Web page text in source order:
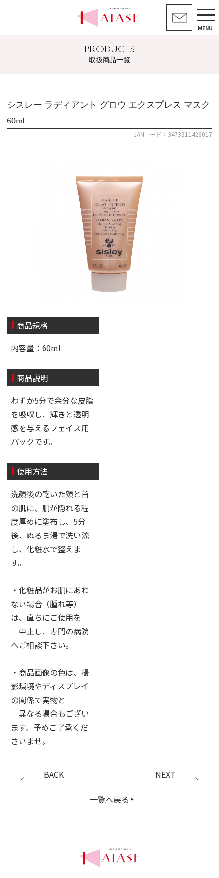
MENU
PRODUCTS
取扱商品一覧
シスレー ラディアント グロウ エクスプレス マスク
60ml
JANコード：3473311426017
商品規格
内容量：60ml
商品説明
わずか5分で余分な皮脂
を吸収し、輝きと透明
感を与えるフェイス用
パックです。
使用方法
洗顔後の乾いた顔と首
の肌に、肌が隠れる程
度厚めに塗布し、5分
後、ぬるま湯で洗い流
し、化粧水で整えま
す。
・化粧品がお肌にあわ
ない場合（腫れ等）
は、直ちにご使用を
中止し、専門の病院
へご相談下さい。
・商品画像の色は、撮
影環境やディスプレイ
の関係で実物と
異なる場合もござい
ます。予めご了承くだ
さいませ。
BACK
一覧へ戻る
NEXT